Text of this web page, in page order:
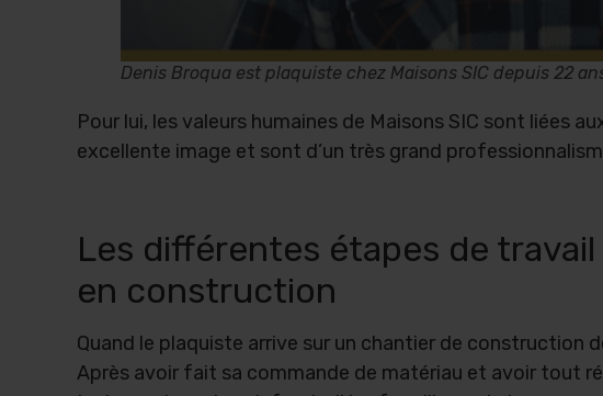
Denis Broqua est plaquiste chez Maisons SIC depuis 22
Pour lui, les valeurs humaines de Maisons SIC sont liées
excellente image et sont d’un très grand
Les différentes étapes de travail
en construction
Quand le plaquiste arrive sur un chantier de construction
Après avoir fait sa commande de matériau et avoir tout